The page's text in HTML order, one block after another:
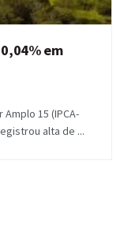
em
15 (IPCA-
alta de ...